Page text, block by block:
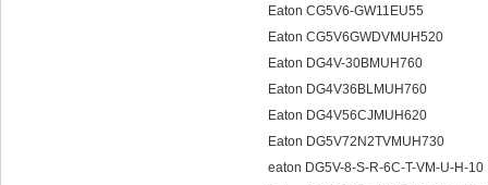
Eaton CG5V6-GW11EU55
Eaton CG5V6GWDVMUH520
Eaton DG4V-30BMUH760
Eaton DG4V36BLMUH760
Eaton DG4V56CJMUH620
Eaton DG5V72N2TVMUH730
eaton DG5V-8-S-R-6C-T-VM-U-H-10